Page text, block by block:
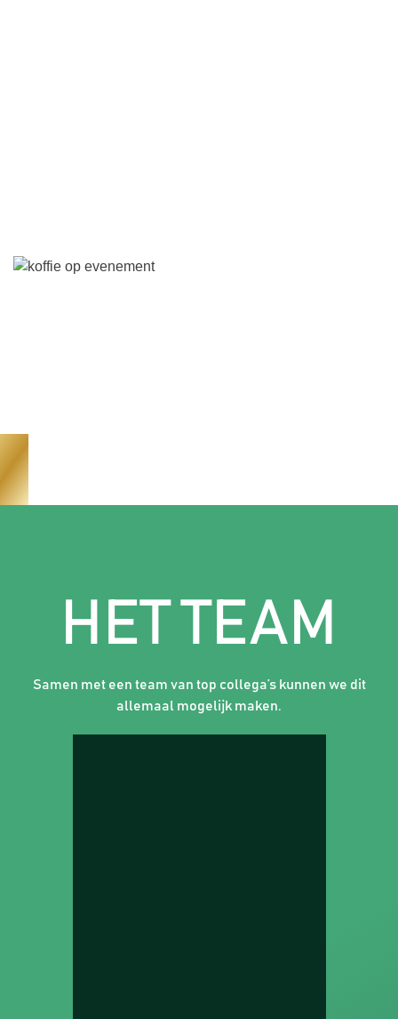
HET TEAM
Samen met een team van top collega’s kunnen we dit
allemaal mogelijk maken.